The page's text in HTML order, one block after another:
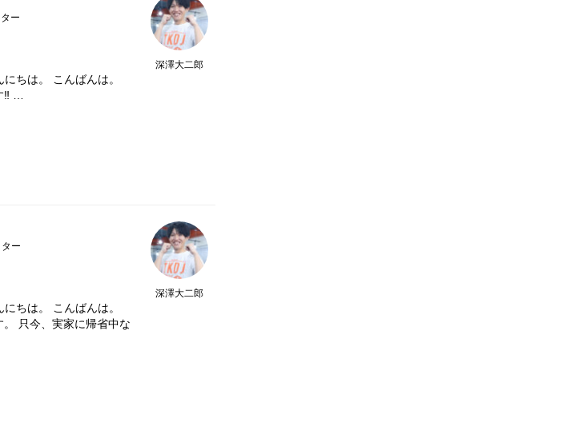
ー
深澤大二郎
ちは。 こんばんは。
…
ー
深澤大二郎
ちは。 こんばんは。
只今、実家に帰省中な